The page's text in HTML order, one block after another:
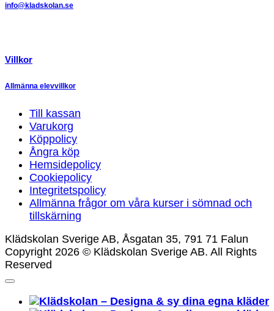
info@kladskolan.se
Villkor
Allmänna elevvillkor
Till kassan
Varukorg
Köppolicy
Ångra köp
Hemsidepolicy
Cookiepolicy
Integritetspolicy
Allmänna frågor om våra kurser i sömnad och
tillskärning
Klädskolan Sverige AB, Åsgatan 35, 791 71 Falun
Copyright 2026 © Klädskolan Sverige AB. All Rights
Reserved